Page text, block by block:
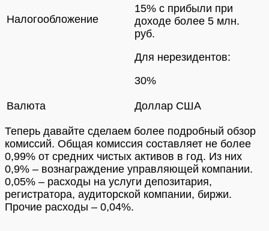
Налогообложение
15% с прибыли при
доходе более 5 млн.
руб.
Для нерезидентов:
30%
Валюта Доллар США
Теперь давайте сделаем более подробный обзор
комиссий. Общая комиссия составляет не более
0,99% от средних чистых активов в год. Из них
0,9% – вознаграждение управляющей компании.
0,05% – расходы на услуги депозитария,
регистратора, аудиторской компании, биржи.
Прочие расходы – 0,04%.